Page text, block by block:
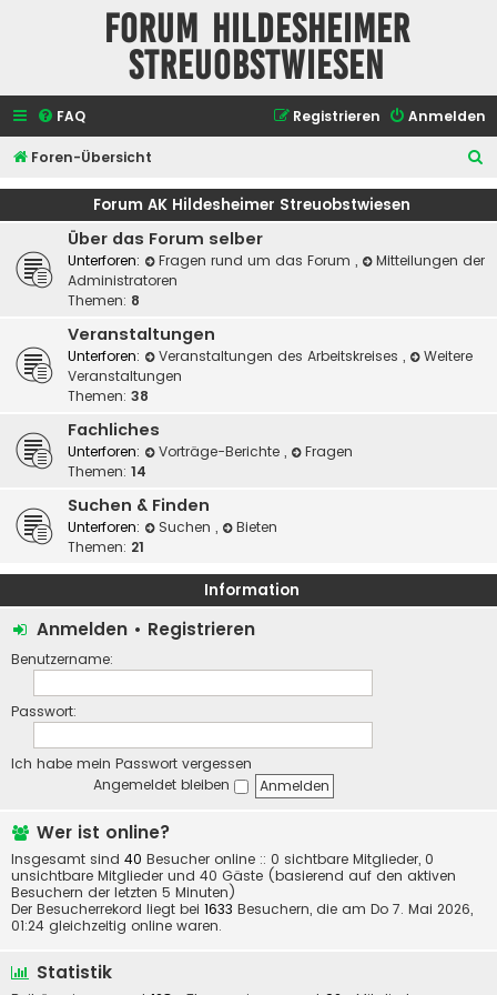
Forum Hildesheimer
Streuobstwiesen
FAQ Anmelden
Registrieren
Foren-Übersicht
u
Forum AK Hildesheimer Streuobstwiesen
Über das Forum selber
Unterforen: Fragen rund um das Forum ,
Mitteilungen der
Administratoren
Themen: 8
Veranstaltungen
Unterforen: Veranstaltungen des Arbeitskreises ,
Weitere
Veranstaltungen
Themen: 38
Fachliches
Unterforen: Vorträge-Berichte ,
Fragen
Themen: 14
Suchen & Finden
Unterforen: Suchen ,
Bieten
Themen: 21
Information
Anmelden • Registrieren
Benutzername:
Passwort:
Ich habe mein Passwort vergessen
Angemeldet bleiben
Wer ist online?
Insgesamt sind 40 Besucher online :: 0 sichtbare Mitglieder, 0
unsichtbare Mitglieder und 40 Gäste (basierend auf den aktiven
Besuchern der letzten 5 Minuten)
Der Besucherrekord liegt bei 1633 Besuchern, die am Do 7. Mai 2026,
01:24 gleichzeitig online waren.
Statistik